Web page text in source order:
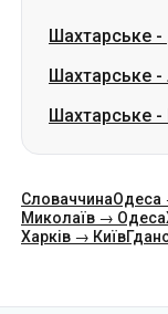
Шахтарське -
Шахтарське -
Шахтарське -
СловаччинаОдеса
Миколаїв → Одеса
Харків → Київ